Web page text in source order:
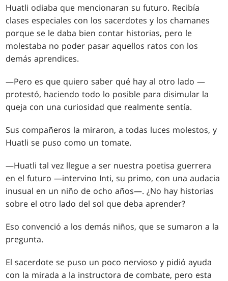
Huatli odiaba que mencionaran su futuro. Recibía
clases especiales con los sacerdotes y los chamanes
porque se le daba bien contar historias, pero le
molestaba no poder pasar aquellos ratos con los
demás aprendices.
—Pero es que quiero saber qué hay al otro lado —
protestó, haciendo todo lo posible para disimular la
queja con una curiosidad que realmente sentía.
Sus compañeros la miraron, a todas luces molestos, y
Huatli se puso como un tomate.
—Huatli tal vez llegue a ser nuestra poetisa guerrera
en el futuro —intervino Inti, su primo, con una audacia
inusual en un niño de ocho años—. ¿No hay historias
sobre el otro lado del sol que deba aprender?
Eso convenció a los demás niños, que se sumaron a la
pregunta.
El sacerdote se puso un poco nervioso y pidió ayuda
con la mirada a la instructora de combate, pero esta